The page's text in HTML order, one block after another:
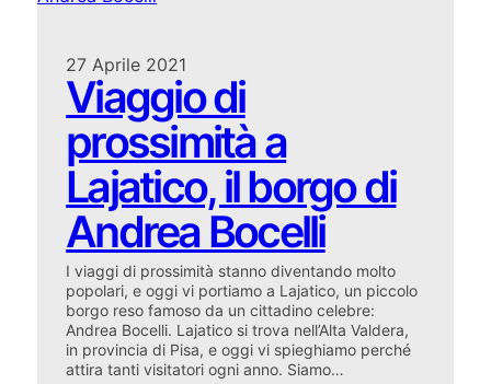
27 Aprile 2021
Viaggio di
prossimità a
Lajatico, il borgo di
Andrea Bocelli
I viaggi di prossimità stanno diventando molto
popolari, e oggi vi portiamo a Lajatico, un piccolo
borgo reso famoso da un cittadino celebre:
Andrea Bocelli. Lajatico si trova nell’Alta Valdera,
in provincia di Pisa, e oggi vi spieghiamo perché
attira tanti visitatori ogni anno. Siamo…